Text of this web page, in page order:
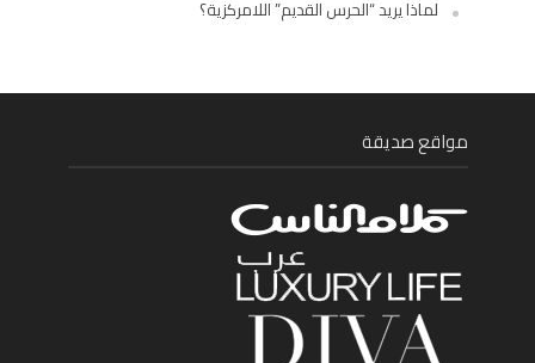
لماذا يريد “الحرس القديم” اللامركزية؟
مواقع صديقة